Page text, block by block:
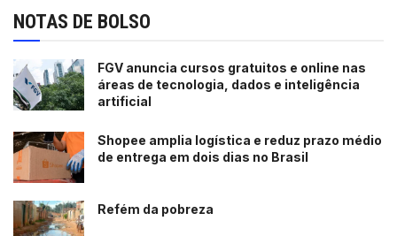
NOTAS DE BOLSO
FGV anuncia cursos gratuitos e online nas
áreas de tecnologia, dados e inteligência
artificial
Shopee amplia logística e reduz prazo médio
de entrega em dois dias no Brasil
Refém da pobreza